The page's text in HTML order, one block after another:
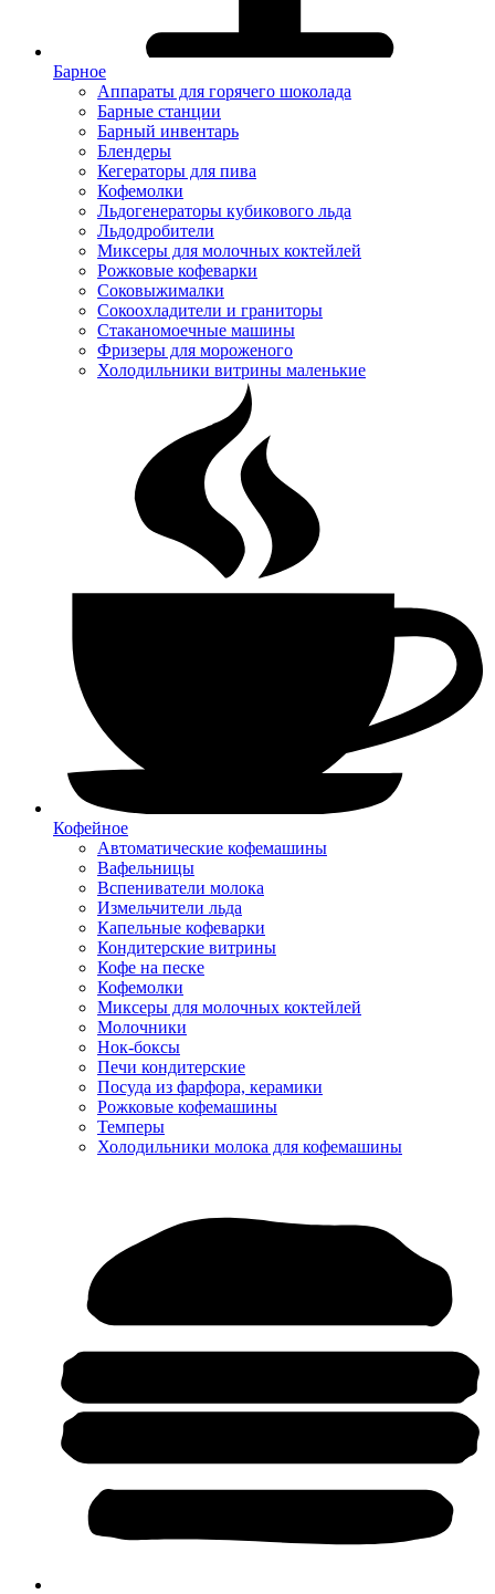
Барное
Аппараты для горячего шоколада
Барные станции
Барный инвентарь
Блендеры
Кегераторы для пива
Кофемолки
Льдогенераторы кубикового льда
Льдодробители
Миксеры для молочных коктейлей
Рожковые кофеварки
Соковыжималки
Сокоохладители и граниторы
Стаканомоечные машины
Фризеры для мороженого
Холодильники витрины маленькие
Кофейное
Автоматические кофемашины
Вафельницы
Вспениватели молока
Измельчители льда
Капельные кофеварки
Кондитерские витрины
Кофе на песке
Кофемолки
Миксеры для молочных коктейлей
Молочники
Нок-боксы
Печи кондитерские
Посуда из фарфора, керамики
Рожковые кофемашины
Темперы
Холодильники молока для кофемашины